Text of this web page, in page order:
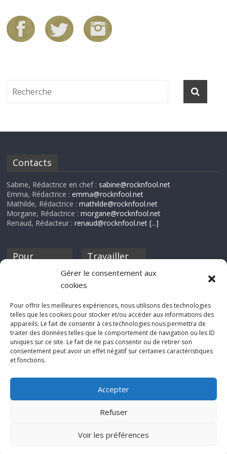
Gérer le consentement aux
cookies
Pour offrir les meilleures expériences, nous utilisons des technologies
telles que les cookies pour stocker et/ou accéder aux informations des
appareils. Le fait de consentir à ces technologies nous permettra de
traiter des données telles que le comportement de navigation ou les ID
uniques sur ce site. Le fait de ne pas consentir ou de retirer son
consentement peut avoir un effet négatif sur certaines caractéristiques
et fonctions.
Accepter
Refuser
Voir les préférences
Contacts
Sabine, Rédactrice en chef : sabine@rocknfool.net
Emma, Rédactrice :emma@rocknfool.net
Mathilde, Rédactrice :mathilde@rocknfool.net
Morgane, Rédactrice :morgane@rocknfool.net
Renaud, Rédacteur :renaud@rocknfool.net [...]
Pour
discothèque
Travailler
Si tu souhaites
Rocknfool, n'hésite
pas à nous envoyer
tes chroniques de
concerts, de films,
séries ou des billets
d'humeur :
net